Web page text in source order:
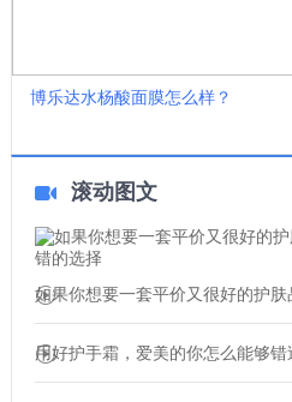
博乐达水杨酸面膜怎么样？
滚动图文
如果你想要一套平价又很好的护肤
用好护手霜，爱美的你怎么能够错